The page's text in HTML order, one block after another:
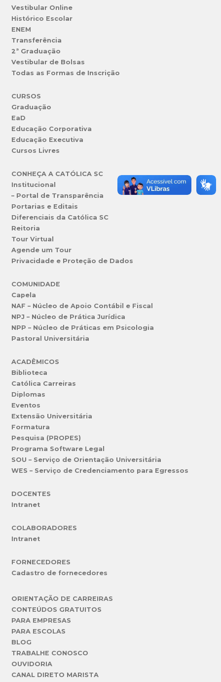
Vestibular Online
Histórico Escolar
ENEM
Transferência
2ª Graduação
Vestibular de Bolsas
Todas as Formas de Inscrição
CURSOS
Graduação
EaD
Educação Corporativa
Educação Executiva
Cursos Livres
CONHEÇA A CATÓLICA SC
Institucional
– Portal de Transparência
Portarias e Editais
Diferenciais da Católica SC
Reitoria
Tour Virtual
Agende um Tour
Privacidade e Proteção de Dados
COMUNIDADE
Capela
NAF – Núcleo de Apoio Contábil e Fiscal
NPJ – Núcleo de Prática Jurídica
NPP – Núcleo de Práticas em Psicologia
Pastoral Universitária
ACADÊMICOS
Biblioteca
Católica Carreiras
Diplomas
Eventos
Extensão Universitária
Formatura
Pesquisa (PROPES)
Programa Software Legal
SOU – Serviço de Orientação Universitária
WES – Serviço de Credenciamento para Egressos
DOCENTES
Intranet
COLABORADORES
Intranet
FORNECEDORES
Cadastro de fornecedores
ORIENTAÇÃO DE CARREIRAS
CONTEÚDOS GRATUITOS
PARA EMPRESAS
PARA ESCOLAS
BLOG
TRABALHE CONOSCO
OUVIDORIA
CANAL DIRETO MARISTA